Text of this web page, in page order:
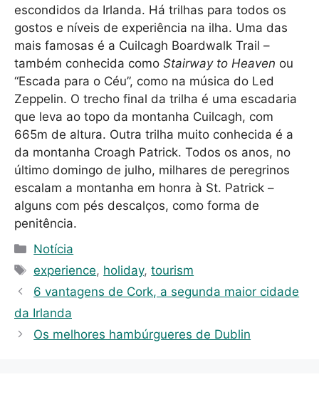
escondidos da Irlanda. Há trilhas para todos os
gostos e níveis de experiência na ilha. Uma das
mais famosas é a Cuilcagh Boardwalk Trail –
também conhecida como Stairway to Heaven ou
“Escada para o Céu”, como na música do Led
Zeppelin. O trecho final da trilha é uma escadaria
que leva ao topo da montanha Cuilcagh, com
665m de altura. Outra trilha muito conhecida é a
da montanha Croagh Patrick. Todos os anos, no
último domingo de julho, milhares de peregrinos
escalam a montanha em honra à St. Patrick –
alguns com pés descalços, como forma de
penitência.
C
a
e
g
o
Notícia
T
a
s
experience, holiday,tourism
6 vantagens de Cork, a segunda maior cidade
da Irlanda
Os melhores hambúrgueres de Dublin